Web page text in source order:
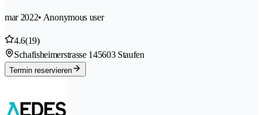
mar 2022• Anonymous user
4.6(19)
Schafisheimerstrasse 145603 Staufen
Termin reservieren